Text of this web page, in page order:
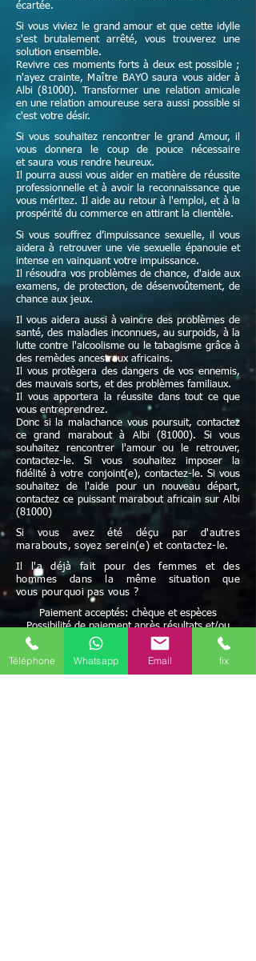
écartée.
Si vous viviez le grand amour et que cette idylle
s'est brutalement arrêté, vous trouverez une
solution ensemble.
Revivre ces moments forts à deux est possible ;
n'ayez crainte,
Maître BAYO saura vous aider à
Albi (81000). Transformer une relation amicale
en une relation amoureuse sera aussi possible si
c'est votre désir.
Si vous souhaitez rencontrer le grand Amour, il
vous donnera le coup de pouce nécessaire
et saura vous rendre heureux.
Il pourra aussi vous aider en matière de réussite
professionnelle et à avoir la reconnaissance que
vous méritez. Il aide au retour à l'emploi, et à la
prospérité du commerce en attirant la clientèle.
Si vous souffrez d’impuissance sexuelle, il vous
aidera à retrouver une vie sexuelle épanouie et
intense en vainquant votre impuissance.
Il résoudra vos problèmes de chance, d'aide aux
examens, de protection, de désenvoûtement, de
chance aux jeux.
Il vous aidera aussi à vaincre des problèmes de
santé, des maladies inconnues, au surpoids, à la
lutte contre l'alcoolisme ou le tabagisme grâce à
des remèdes ancestraux africains.
Il vous protègera des dangers de vos ennemis,
des mauvais sorts, et des problèmes familiaux.
Il vous apportera la réussite dans tout ce que
vous entreprendrez.
Donc si la malachance vous poursuit, contactez
ce grand marabout à Albi (81000). Si vous
souhaitez rencontrer l'amour ou le retrouver,
contactez-le. Si vous souhaitez imposer la
fidélité à votre conjoint(e), contactez-le. Si vous
souhaitez de l'aide pour un nouveau départ,
contactez ce puissant marabout africain sur Albi
(81000)
Si vous avez été déçu par d'autres
marabouts, soyez serein(e) et contactez-le.
Il l'a déjà fait pour des femmes et des
hommes dans la même situation que
vous pourquoi pas vous ?
Paiement acceptés: chèque et espèces
Possibilité de paiement après résultats et/ou
facilités de paiement
Avec Maître Bayo vous bénéficiez d'une écoute
attentive à vos besoins
Rapidité - Sérieux - Efficacité - Résultats positifs
Téléphone Whatsapp Email fix